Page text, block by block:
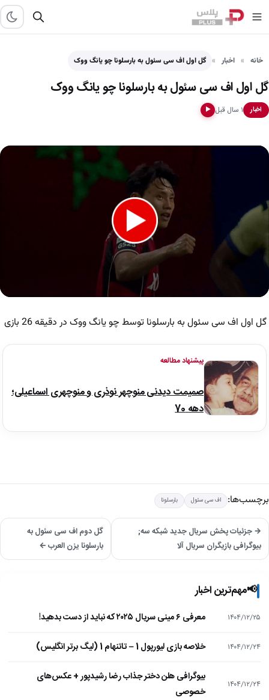
خانه اخبار گل اول اف سی سئول به بارسلونا چو یانگ ووک
گل اول اف سی سئول به بارسلونا چو یانگ ووک
اخبار ۱ سال قبل ▶
of
30 گل اول اف سی سئول به بارسلونا توسط چو یانگ ووک در دقیقه 26 بازی
پیشنهاد مطالعه
صمیمت دیدنی منوچهر نوذری و منوچهری اسماعیلی؛
دهه 70
برچسب‌ها: اف سی سئول بارسلونا
→ جزئیات پخش سریال جدید شبکه سه;
بیوگرافی بازیگران سریال آلا
گل دوم اف سی سئول به
بارسلونا یزن العرب ←
📢مهم‌ترین اخبار
۱۴۰۴/۱۲/۲۵ معرفی ۶ مینی سریال ۲۰۲۵ که نباید از دست بدهید!
۱۴۰۴/۱۲/۲۴ خلاصه بازی لیورپول 1 – تاتنهام 1 (لیگ برتر انگلیس)
۱۴۰۴/۱۲/۲۴
بیوگرافی هلن دختر جذاب رضا رشیدپور + عکس‌های
خصوصی